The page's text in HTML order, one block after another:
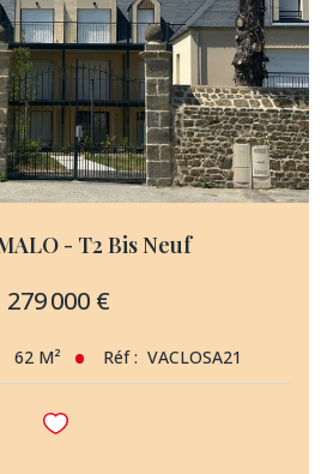
- T2 Bis Neuf
279 000 €
62 M² Réf : VACLOSA21